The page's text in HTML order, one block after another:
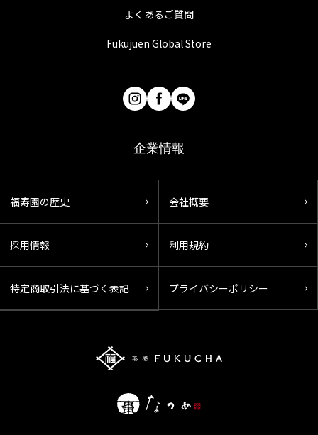
よくあるご質問
Fukujuen Global Store
企業情報
福寿園の歴史 会社概要
採用情報 利用規約
特定商取引法に基づく表記 プライバシーポリシー